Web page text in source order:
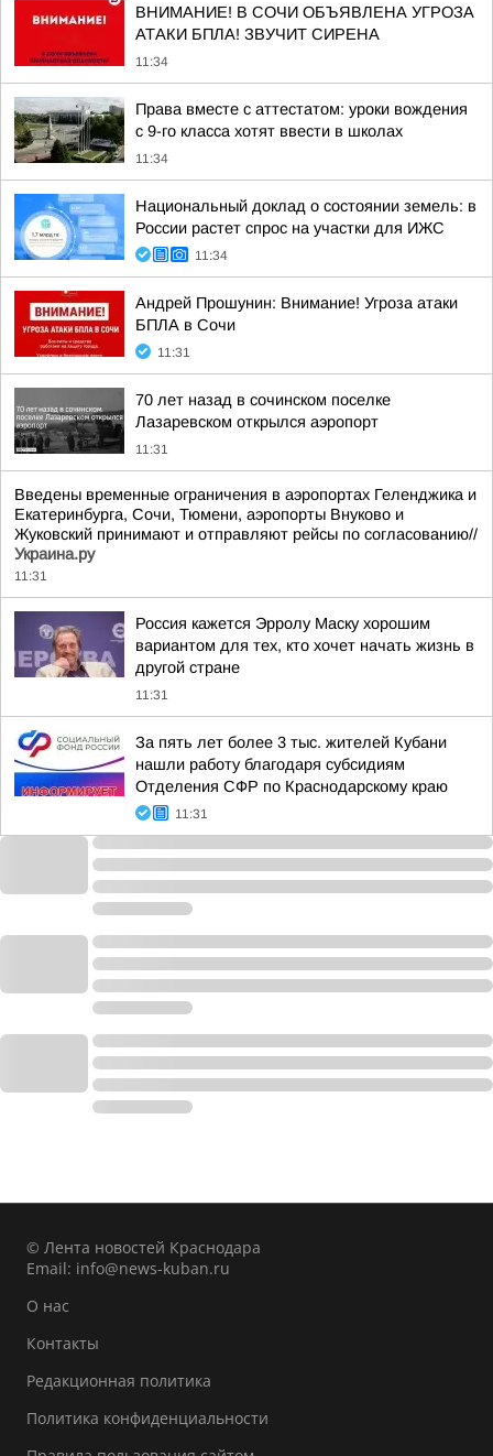
ВНИМАНИЕ! В СОЧИ ОБЪЯВЛЕНА УГРОЗА
АТАКИ БПЛА! ЗВУЧИТ СИРЕНА
11:34
Права вместе с аттестатом: уроки вождения
с 9-го класса хотят ввести в школах
11:34
Национальный доклад о состоянии земель: в
России растет спрос на участки для ИЖС
11:34
Андрей Прошунин: Внимание! Угроза атаки
БПЛА в Сочи
11:31
70 лет назад в сочинском поселке
Лазаревском открылся аэропорт
11:31
Введены временные ограничения в аэропортах Геленджика и
Екатеринбурга, Сочи, Тюмени, аэропорты Внуково и
Жуковский принимают и отправляют рейсы по согласованию//
Украина.ру
11:31
Россия кажется Эрролу Маску хорошим
вариантом для тех, кто хочет начать жизнь в
другой стране
11:31
За пять лет более 3 тыс. жителей Кубани
нашли работу благодаря субсидиям
Отделения СФР по Краснодарскому краю
11:31
© Лента новостей Краснодара
Email: info@news-kuban.ru
О нас
Контакты
Редакционная политика
Политика конфиденциальности